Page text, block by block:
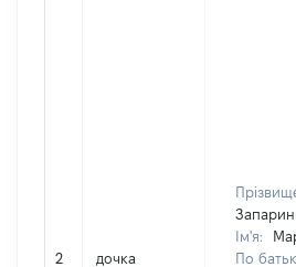
2 дочка
Ім'я:
По